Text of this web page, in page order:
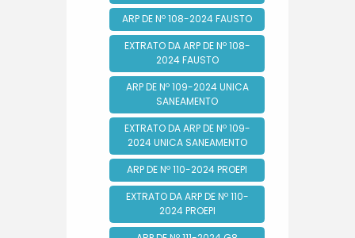
ARP DE Nº 108-2024 FAUSTO
EXTRATO DA ARP DE Nº 108-
2024 FAUSTO
ARP DE Nº 109-2024 UNICA
SANEAMENTO
EXTRATO DA ARP DE Nº 109-
2024 UNICA SANEAMENTO
ARP DE Nº 110-2024 PROEPI
EXTRATO DA ARP DE Nº 110-
2024 PROEPI